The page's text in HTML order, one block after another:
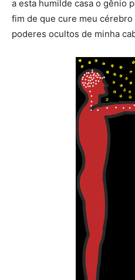
a esta humilde casa o gênio
fim de que cure meu
poderes ocultos de minha